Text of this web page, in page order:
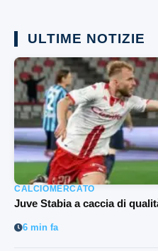
ULTIME NOTIZIE
CALCIOMERCATO
Juve Stabia a caccia di
6 min fa